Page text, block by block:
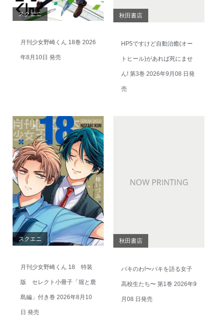
スクエニ
月刊少女野崎くん 18巻 2026
年8月10日 発売
秋田書店
HP5ですけど自動治癒(オー
トヒール)があれば死にませ
ん! 第3巻 2026年9月08 日発
売
スクエニ
月刊少女野崎くん 18 特装
版 セレクト小冊子「堀と鹿
島編」付き巻 2026年8月10
日 発売
秋田書店
バキのわ!〜バキを語る女子
高校生たち〜 第1巻 2026年9
月08 日発売